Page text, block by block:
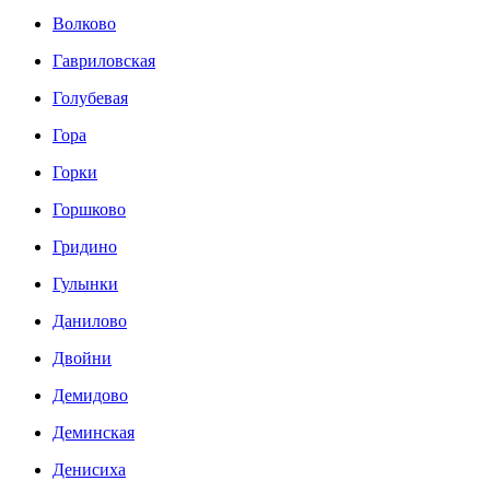
Волково
Гавриловская
Голубевая
Гора
Горки
Горшково
Гридино
Гулынки
Данилово
Двойни
Демидово
Деминская
Денисиха